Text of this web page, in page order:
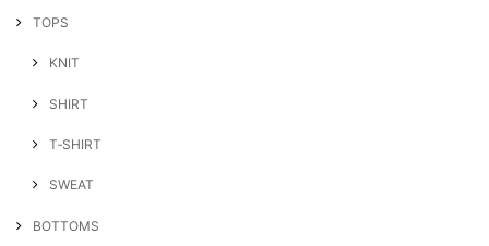
TOPS
KNIT
SHIRT
T‐SHIRT
SWEAT
BOTTOMS